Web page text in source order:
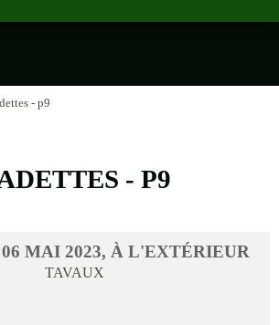
- p9
- P9
06 MAI 2023, À L'EXTÉRIEUR
TAVAUX